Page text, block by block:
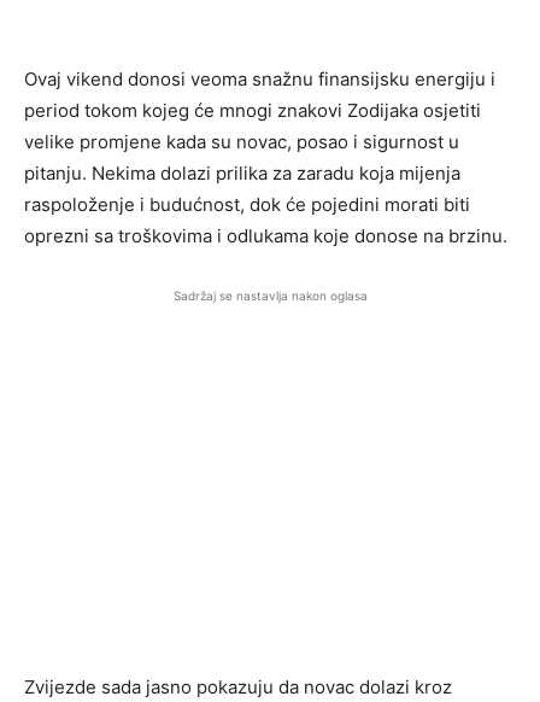
Ovaj vikend donosi veoma snažnu finansijsku energiju i
period tokom kojeg će mnogi znakovi Zodijaka osjetiti
velike promjene kada su novac, posao i sigurnost u
pitanju. Nekima dolazi prilika za zaradu koja mijenja
raspoloženje i budućnost, dok će pojedini morati biti
oprezni sa troškovima i odlukama koje donose na brzinu.
Sadržaj se nastavlja nakon oglasa
Zvijezde sada jasno pokazuju da novac dolazi kroz